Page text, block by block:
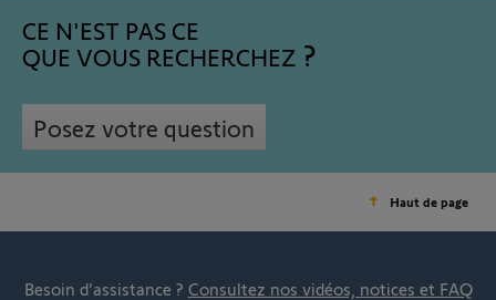
CE N'EST PAS CE
QUE VOUS RECHERCHEZ
Posez votre question
Haut de page
Besoin d’assistance ? Consultez nos vidéos, notices et FAQ